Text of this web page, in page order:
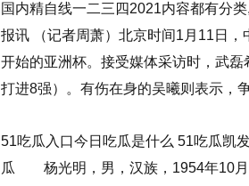
国内精自线一二三四2021内容都有
报讯 （记者周萧）北京时间1月11日
开始的亚洲杯。接受媒体采访时，武
打进8强）。有伤在身的吴曦则表示，
51吃瓜入口今日吃瓜是什么 51吃瓜凯
瓜 杨光明，男，汉族，1954年10月